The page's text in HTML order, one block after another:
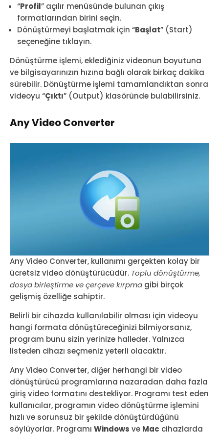
“Profil” açılır menüsünde bulunan çıkış
formatlarından birini seçin.
Dönüştürmeyi başlatmak için “Başlat” (Start)
seçeneğine tıklayın.
Dönüştürme işlemi, eklediğiniz videonun boyutuna
ve bilgisayarınızın hızına bağlı olarak birkaç dakika
sürebilir. Dönüştürme işlemi tamamlandıktan sonra
videoyu “Çıktı” (Output) klasöründe bulabilirsiniz.
Any Video Converter
Any Video Converter, kullanımı gerçekten kolay bir
ücretsiz video dönüştürücüdür. Toplu dönüştürme,
dosya birleştirme ve çerçeve kırpma gibi birçok
gelişmiş özelliğe sahiptir.
Belirli bir cihazda kullanılabilir olması için videoyu
hangi formata dönüştüreceğinizi bilmiyorsanız,
program bunu sizin yerinize halleder. Yalnızca
listeden cihazı seçmeniz yeterli olacaktır.
Any Video Converter, diğer herhangi bir video
dönüştürücü programlarına nazaradan daha fazla
giriş video formatını destekliyor. Programı test eden
kullanıcılar, programın video dönüştürme işlemini
hızlı ve sorunsuz bir şekilde dönüştürdüğünü
söylüyorlar. Programı Windows ve Mac cihazlarda